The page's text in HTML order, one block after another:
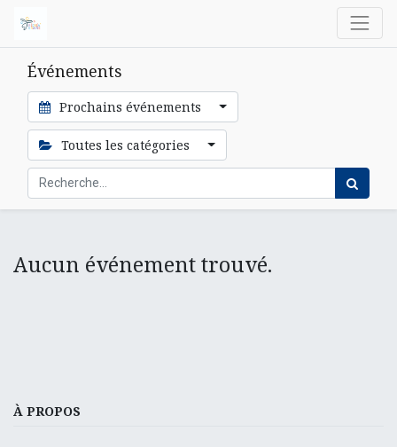
Événements
Prochains événements
Toutes les catégories
Aucun événement trouvé.
À PROPOS